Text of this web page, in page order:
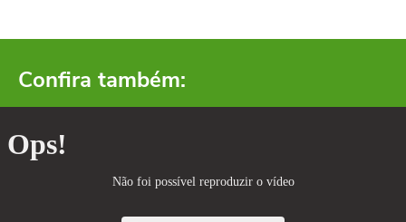
Confira também: